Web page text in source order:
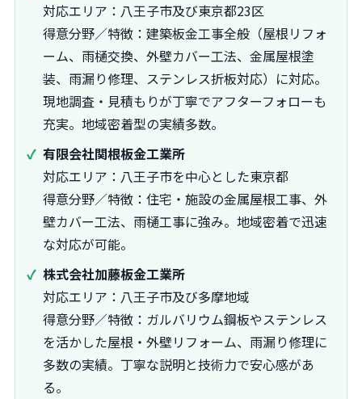
対応エリア：八王子市及び東京都23区
得意分野／特徴：建築板金工事全般（屋根リフォ
ーム、雨樋交換、外壁カバー工法、金属屋根塗
装、雨漏り修理、ステンレス折板対応）に対応。
現地調査・見積もりが丁寧でアフターフォローも
充実。地域密着型の実績多数。
有限会社関根板金工業所
対応エリア：八王子市を中心とした東京都
得意分野／特徴：住宅・施設の金属屋根工事、外
壁カバー工法、雨樋工事に強み。地域密着で迅速
な対応が可能。
株式会社加藤板金工業所
対応エリア：八王子市及び多摩地域
得意分野／特徴：ガルバリウム鋼板やステンレス
を活かした屋根・外壁リフォーム、雨漏り修理に
多数の実績。丁寧な説明と技術力で安心感があ
る。